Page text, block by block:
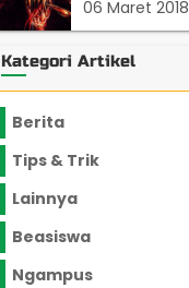
06 Maret 2018
Kategori Artikel
Berita
Tips & Trik
Lainnya
Beasiswa
Ngampus